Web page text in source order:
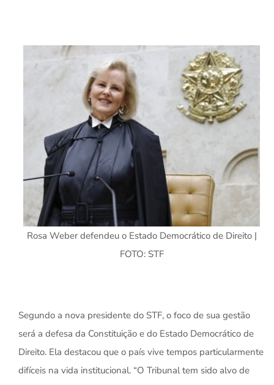
Rosa Weber defendeu o Estado Democrático de Direito |
FOTO: STF
Segundo a nova presidente do STF, o foco de sua gestão
será a defesa da Constituição e do Estado Democrático de
Direito. Ela destacou que o país vive tempos particularmente
difíceis na vida institucional. “O Tribunal tem sido alvo de